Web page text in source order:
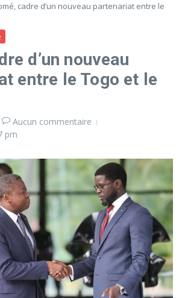
cadre d’un nouveau partenariat entre le
d’un nouveau
entre le Togo et le
Aucun commentaire
pm